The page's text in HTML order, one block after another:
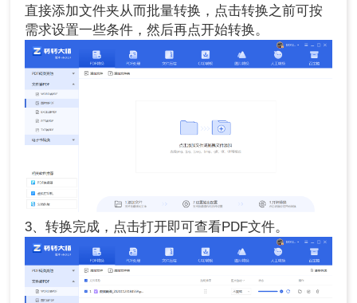
直接添加文件夹从而批量转换，点击转换之前可按
需求设置一些条件，然后再点开始转换。
3、转换完成，点击打开即可查看PDF文件。